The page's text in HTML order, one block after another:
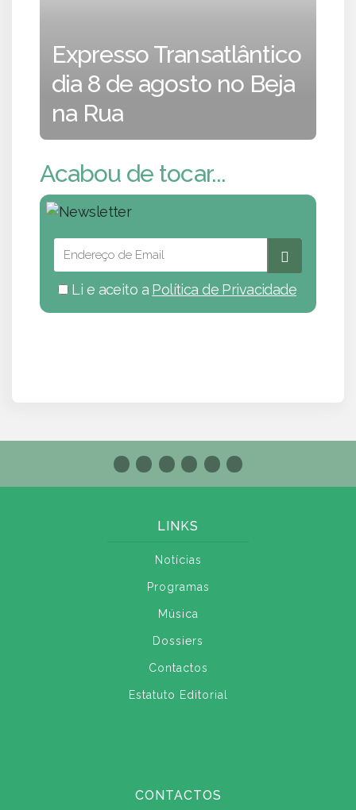
Expresso Transatlântico
dia 8 de agosto no Beja
na Rua
Acabou de tocar...
Li e aceito a Política de Privacidade
LINKS
Notícias
Programas
Música
Dossiers
Contactos
Estatuto Editorial
CONTACTOS